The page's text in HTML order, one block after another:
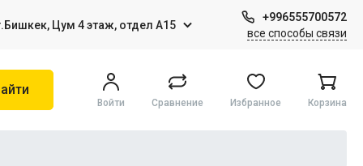
Цум 4 этаж, отдел А15
+996555700572
все способы связи
Войти Сравнение Избранное Корзина